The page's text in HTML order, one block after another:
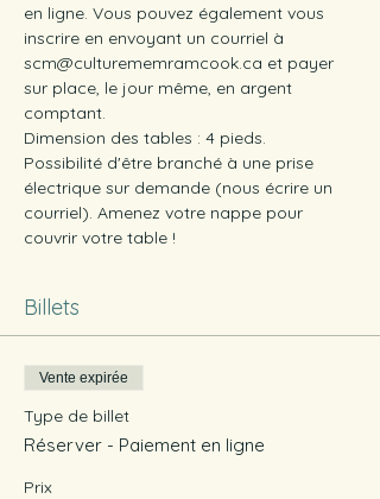
en ligne. Vous pouvez également vous
inscrire en envoyant un courriel à
scm@culturememramcook.ca et payer
sur place, le jour même, en argent
comptant.
Dimension des tables : 4 pieds.
Possibilité d'être branché à une prise
électrique sur demande (nous écrire un
courriel). Amenez votre nappe pour
couvrir votre table !
Billets
Vente expirée
Type de billet
Réserver - Paiement en ligne
Prix